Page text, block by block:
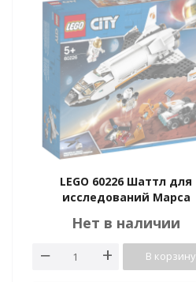
LEGO 60226 Шаттл для
исследований Марса
Нет в наличии
В корзину